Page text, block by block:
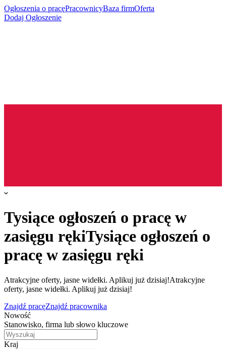
Ogłoszenia o pracęPracownicyBaza firmOferta
Dodaj Ogłoszenie
Tysiące ogłoszeń o pracę w
zasięgu rękiTysiące ogłoszeń o
pracę w zasięgu ręki
Atrakcyjne oferty, jasne widełki. Aplikuj już dzisiaj!Atrakcyjne
oferty, jasne widełki. Aplikuj już dzisiaj!
Znajdź pracęZnajdź pracownika
Nowość
Stanowisko, firma lub słowo kluczowe
Kraj